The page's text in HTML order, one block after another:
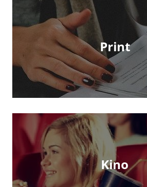
Print
Kino